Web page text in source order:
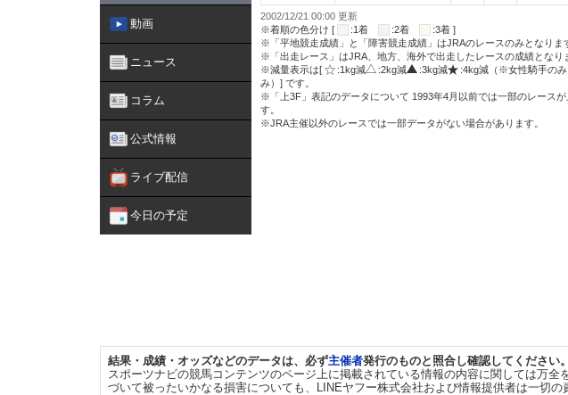
動画
ニュース
コラム
公式情報
ライブ配信
今日の予定
2002/12/21 00:00 更新
※着順の色分け [
:1着 :2着
:3着 ]
※「平地競走成績」と「障害競走成績」はJRAのレースのみとなりま
※「出走レース」はJRA、地方、海外で出走したレースの成績となり
※減量表示は[
:1kg減 :2kg減 :3kg減 :4kg減（※女性騎手のみ
み）] です。
※「上3F」表記のデータについて 1993年4月以前では一部のレース
す。
※JRA主催以外のレースでは一部データがない場合があります。
結果・成績・オッズなどのデータは、必ず主催者発行のものと照合し確認してください。
スポーツナビの競馬コンテンツのページ上に掲載されている情報の内容に関しては万
づいて被ったいかなる損害についても、LINEヤフー株式会社および情報提供者は一切の